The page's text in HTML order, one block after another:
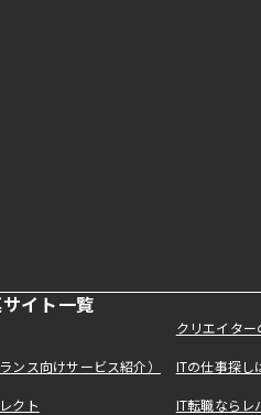
イト一覧
クリエイタ
ンス向けサービス紹介） ITの仕事探
クト IT転職なら